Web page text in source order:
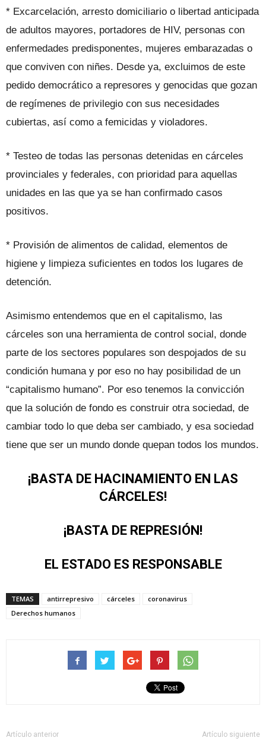
* Excarcelación, arresto domiciliario o libertad anticipada
de adultos mayores, portadores de HIV, personas con
enfermedades predisponentes, mujeres embarazadas o
que conviven con niñes. Desde ya, excluimos de este
pedido democrático a represores y genocidas que gozan
de regímenes de privilegio con sus necesidades
cubiertas, así como a femicidas y violadores.
* Testeo de todas las personas detenidas en cárceles
provinciales y federales, con prioridad para aquellas
unidades en las que ya se han confirmado casos
positivos.
* Provisión de alimentos de calidad, elementos de
higiene y limpieza suficientes en todos los lugares de
detención.
Asimismo entendemos que en el capitalismo, las
cárceles son una herramienta de control social, donde
parte de los sectores populares son despojados de su
condición humana y por eso no hay posibilidad de un
“capitalismo humano”. Por eso tenemos la convicción
que la solución de fondo es construir otra sociedad, de
cambiar todo lo que deba ser cambiado, y esa sociedad
tiene que ser un mundo donde quepan todos los mundos.
¡BASTA DE HACINAMIENTO EN LAS
CÁRCELES!
¡BASTA DE REPRESIÓN!
EL ESTADO ES RESPONSABLE
TEMAS antirrepresivo cárceles
coronavirus
Derechos humanos
Artículo anterior Artículo siguiente